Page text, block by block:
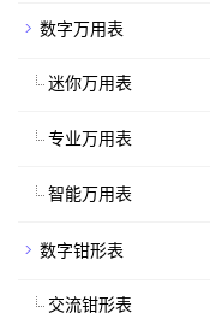
数字万用表
迷你万用表
专业万用表
智能万用表
数字钳形表
交流钳形表